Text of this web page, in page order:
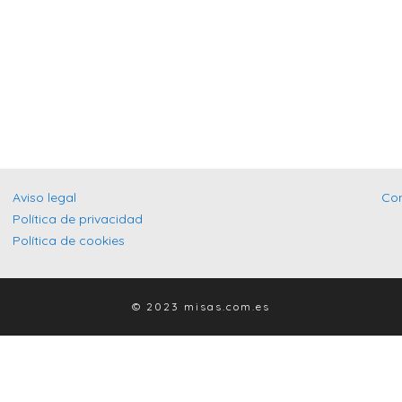
Aviso legal
Política de privacidad
Política de cookies
© 2023 misas.com.es